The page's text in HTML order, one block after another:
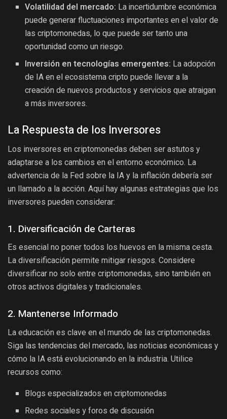
Volatilidad del mercado: La incertidumbre económica
puede generar fluctuaciones importantes en el valor de
las criptomonedas, lo que puede ser tanto una
oportunidad como un riesgo.
Inversión en tecnologías emergentes: La adopción
de IA en el ecosistema cripto puede llevar a la
creación de nuevos productos y servicios que atraigan
a más inversores.
La Respuesta de los Inversores
Los inversores en criptomonedas deben ser astutos y
adaptarse a los cambios en el entorno económico. La
advertencia de la Fed sobre la IA y la inflación debería ser
un llamado a la acción. Aquí hay algunas estrategias que los
inversores pueden considerar:
1. Diversificación de Carteras
Es esencial no poner todos los huevos en la misma cesta.
La diversificación permite mitigar riesgos. Considere
diversificar no solo entre criptomonedas, sino también en
otros activos digitales y tradicionales.
2. Mantenerse Informado
La educación es clave en el mundo de las criptomonedas.
Siga las tendencias del mercado, las noticias económicas y
cómo la IA está evolucionando en la industria. Utilice
recursos como:
Blogs especializados en criptomonedas
Redes sociales y foros de discusión